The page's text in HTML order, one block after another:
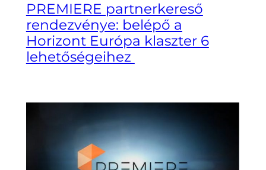
PREMIERE partnerkereső
rendezvénye: belépő a
Horizont Európa klaszter 6
lehetőségeihez